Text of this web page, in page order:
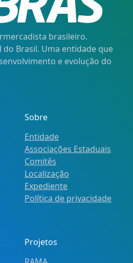
brasileiro.
do Brasil. Uma entidade que
e evolução do
Sobre
Entidade
Associações Estaduais
Comitês
Localização
Expediente
Política de privacidade
Projetos